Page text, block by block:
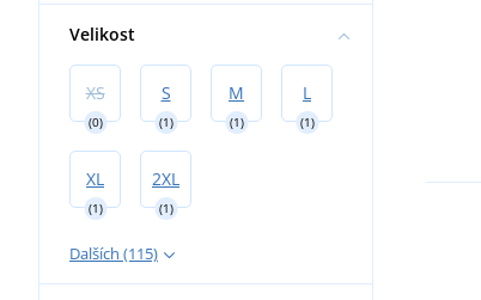
Velikost
XS
(0)
S
(1)
M
(1)
L
(1)
XL
(1)
2XL
(1)
Dalších (115)